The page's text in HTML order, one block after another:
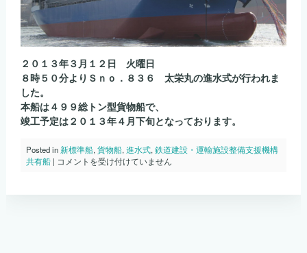
２０１３年３月１２日 火曜日
８時５０分よりＳｎｏ．８３６ 太栄丸の進水式が行われま
した。
本船は４９９総トン型貨物船で、
竣工予定は２０１３年４月下旬となっております。
Posted in新標準船,貨物船,進水式,鉄道建設・運輸施設整備支援機構
共有船 | Ｓ
コメントを受け付けていません